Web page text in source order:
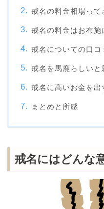
戒名の料金相場って
戒名の料金はお布
戒名についての口コ
戒名を馬鹿らしいと
戒名に高いお金を
まとめと所感
戒名にはどんな